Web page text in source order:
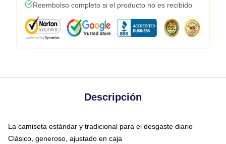
Reembolso completo si el producto no es recibido
Descripción
La camiseta estándar y tradicional para el desgaste diario
Clásico, generoso, ajustado en caja